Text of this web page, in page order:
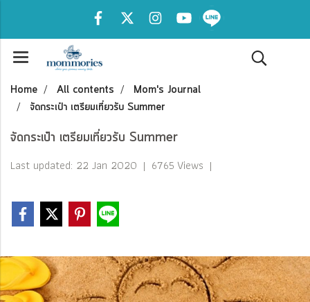
Home All contents
Mom's Journal
จัดกระเป๋า เตรียมเที่ยวรับ Summer
จัดกระเป๋า เตรียมเที่ยวรับ Summer
Last updated: 22 Jan 2020 | 6765 Views |